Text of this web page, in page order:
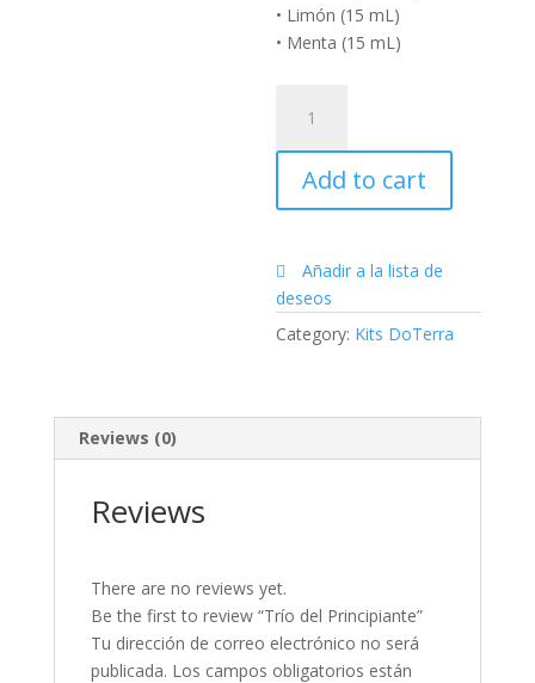
• Limón (15 mL)
• Menta (15 mL)
Principiante
quantity
Add to cart
Añadir a la lista de
deseos
Category: Kits DoTerra
Reviews (0)
Reviews
There are no reviews yet.
Be the first to review “Trío del Principiante”
Tu dirección de correo electrónico no será
publicada. Los campos obligatorios están